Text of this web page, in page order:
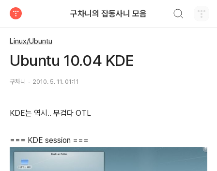
구차니의 잡동사니 모음
Linux/Ubuntu
Ubuntu 10.04 KDE
구차니 2010. 5. 11. 01:11
KDE는 역시.. 무겁다 OTL
=== KDE session ===